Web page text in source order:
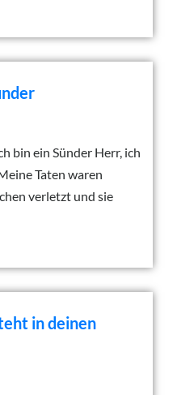
bin ein Sünder Herr, ich
Taten waren
verletzt und sie
in deinen